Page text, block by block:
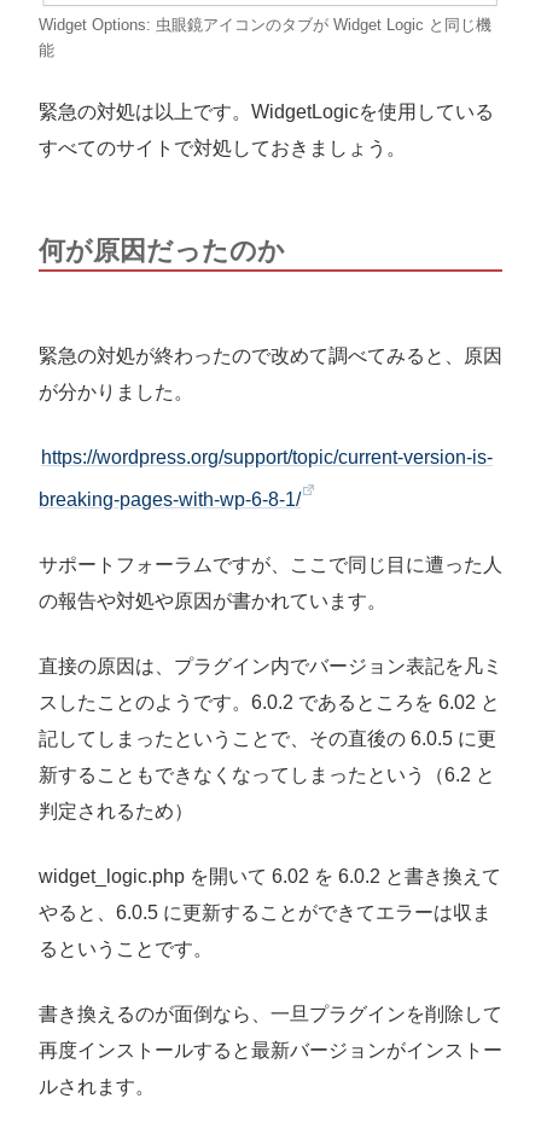
Widget Options: 虫眼鏡アイコンのタブが Widget Logic と同じ機
能
緊急の対処は以上です。WidgetLogicを使用している
すべてのサイトで対処しておきましょう。
何が原因だったのか
緊急の対処が終わったので改めて調べてみると、原因
が分かりました。
https://wordpress.org/support/topic/current-version-is-
breaking-pages-with-wp-6-8-1/
サポートフォーラムですが、ここで同じ目に遭った人
の報告や対処や原因が書かれています。
直接の原因は、プラグイン内でバージョン表記を凡ミ
スしたことのようです。6.0.2 であるところを 6.02 と
記してしまったということで、その直後の 6.0.5 に更
新することもできなくなってしまったという（6.2 と
判定されるため）
widget_logic.php を開いて 6.02 を 6.0.2 と書き換えて
やると、6.0.5 に更新することができてエラーは収ま
るということです。
書き換えるのが面倒なら、一旦プラグインを削除して
再度インストールすると最新バージョンがインストー
ルされます。